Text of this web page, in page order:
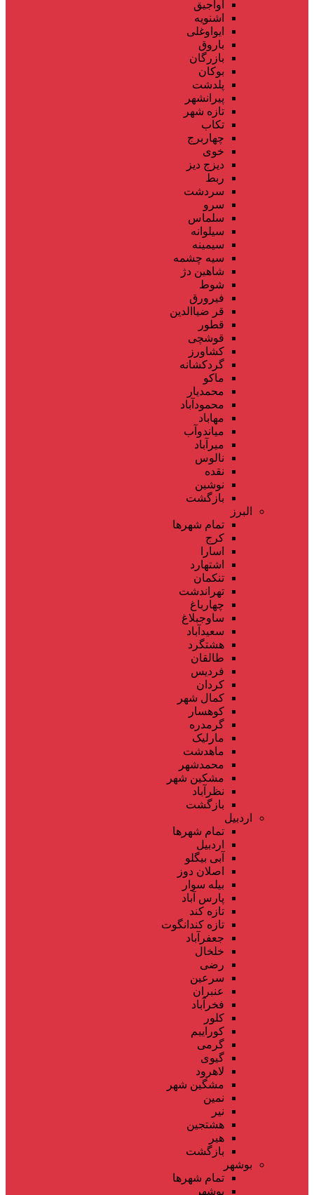
آواجیق
اشنویه
ایواوغلی
باروق
بازرگان
بوکان
پلدشت
پیرانشهر
تازه شهر
تکاب
چهاربرج
خوی
دیزج دیز
ربط
سردشت
سرو
سلماس
سیلوانه
سیمینه
سیه چشمه
شاهین دژ
شوط
فیرورق
قر ضیاالدین
قطور
قوشچی
کشاورز
گردکشانه
ماکو
محمدیار
محمودآباد
مهاباد
میاندوآب
میرآباد
نالوس
نقده
نوشین
بازگشت
البرز
تمام شهر‌ها
کرج
اسارا
اشتهارد
تنکمان
تهراندشت
چهارباغ
ساوجبلاغ
سعیدآباد
هشتگرد
طالقان
فردیس
کردان
کمال شهر
کوهسار
گرمدره
مارلیک
ماهدشت
محمدشهر
مشکین شهر
نظرآباد
بازگشت
اردبیل
تمام شهر‌ها
اردبیل
آبی بیگلو
اصلان دوز
بیله سوار
پارس آباد
تازه کند
تازه کندانگوت
جعفرآباد
خلخال
رضی
سرعین
عنبران
فخرآباد
کلور
کوراییم
گرمی
گیوی
لاهرود
مشگین شهر
نمین
نیر
هشتجین
هیر
بازگشت
بوشهر
تمام شهر‌ها
بوشهر